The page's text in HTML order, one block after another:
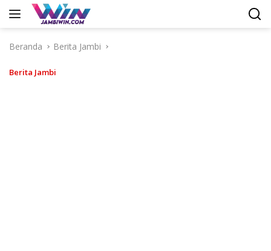
Langsung
Beranda
Berita Jambi
Berita Jambi